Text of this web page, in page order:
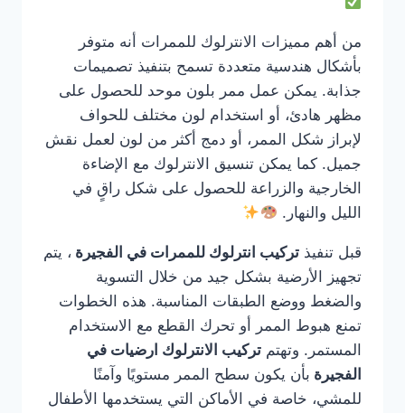
من أهم مميزات الانترلوك للممرات أنه متوفر
بأشكال هندسية متعددة تسمح بتنفيذ تصميمات
جذابة. يمكن عمل ممر بلون موحد للحصول على
مظهر هادئ، أو استخدام لون مختلف للحواف
لإبراز شكل الممر، أو دمج أكثر من لون لعمل نقش
جميل. كما يمكن تنسيق الانترلوك مع الإضاءة
الخارجية والزراعة للحصول على شكل راقٍ في
الليل والنهار.
قبل تنفيذ تركيب انترلوك للممرات في الفجيرة ، يتم
تجهيز الأرضية بشكل جيد من خلال التسوية
والضغط ووضع الطبقات المناسبة. هذه الخطوات
تمنع هبوط الممر أو تحرك القطع مع الاستخدام
المستمر. وتهتم تركيب الانترلوك ارضيات في
الفجيرة بأن يكون سطح الممر مستويًا وآمنًا
للمشي، خاصة في الأماكن التي يستخدمها الأطفال